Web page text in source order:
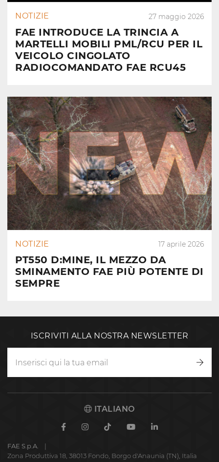
NOTIZIE 27 maggio 2026
FAE INTRODUCE LA TRINCIA A
MARTELLI MOBILI PML/RCU PER IL
VEICOLO CINGOLATO
RADIOCOMANDATO FAE RCU45
NOTIZIE 17 aprile 2026
PT550 D:MINE, IL MEZZO DA
SMINAMENTO FAE PIÙ POTENTE DI
SEMPRE
ISCRIVITI ALLA NOSTRA NEWSLETTER
ITALIANO
FacebookInstagram
TikTokYoutubeLinkedin
FAE S.p.A.
Zona Produttiva 18, 38013 Fondo, Borgo d'Anaunia (TN), Italia